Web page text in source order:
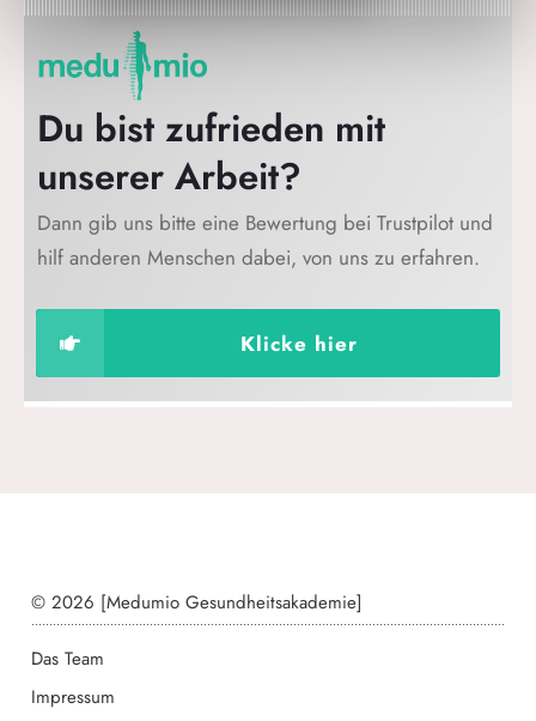
Du bist zufrieden mit
unserer Arbeit?
Dann gib uns bitte eine Bewertung bei Trustpilot und
hilf anderen Menschen dabei, von uns zu erfahren.
Klicke hier
© 2026 [Medumio Gesundheitsakademie]
Das Team
Impressum